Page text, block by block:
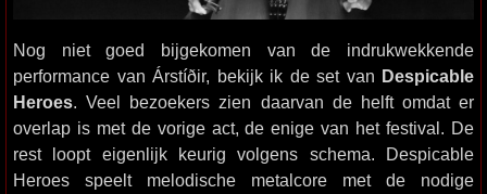
Nog niet goed bijgekomen van de indrukwekkende
performance van Árstíðir, bekijk ik de set van Despicable
Heroes. Veel bezoekers zien daarvan de helft omdat er
overlap is met de vorige act, de enige van het festival. De
rest loopt eigenlijk keurig volgens schema. Despicable
Heroes speelt melodische metalcore met de nodige